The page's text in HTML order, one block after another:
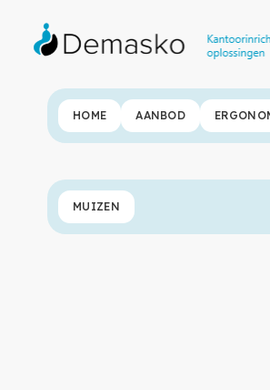
HOME AANBOD
MUIZEN